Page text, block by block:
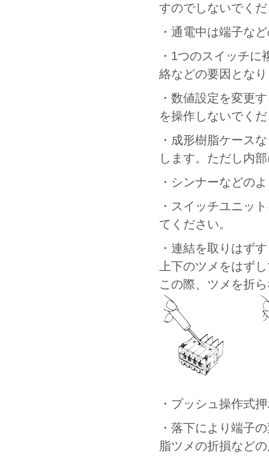
すのでしないでく
・通電中は端子な
・1つのスイッチ
絡などの要因とな
・数値設定を変更
を操作しないでく
・成形樹脂ケース
します。ただし内
・シンナーなどの
・スイッチユニッ
てください。
・連結を取りはず
上下のツメをはず
この際、ツメを折
・プッシュ操作式
・落下により端子
脂ツメの折損など